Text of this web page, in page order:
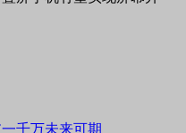
千万未来可期